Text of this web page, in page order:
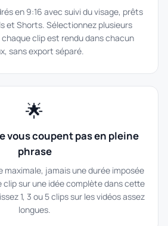
en 9:16 avec suivi du visage, prêts
et Shorts. Sélectionnez plusieurs
clip est rendu dans chacun
sans export séparé.
🌟
vous coupent pas en pleine
phrase
maximale, jamais une durée imposée
clip sur une idée complète dans cette
1, 3 ou 5 clips sur les vidéos assez
longues.